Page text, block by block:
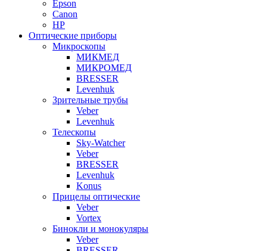
Epson
Canon
HP
Оптические приборы
Микроскопы
МИКМЕД
МИКРОМЕД
BRESSER
Levenhuk
Зрительные трубы
Veber
Levenhuk
Телескопы
Sky-Watcher
Veber
BRESSER
Levenhuk
Konus
Прицелы оптические
Veber
Vortex
Бинокли и монокуляры
Veber